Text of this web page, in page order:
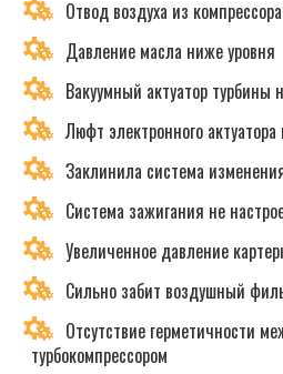
Отвод воздуха из
Давление масла ниже уровня
Вакуумный актуатор турбины
Люфт электронного
Заклинила система
Система зажигания не
Увеличенное давление
Сильно забит воздушный
Отсутствие герметичности
турбокомпрессором